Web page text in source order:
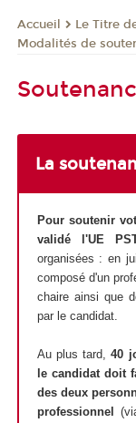
Accueil
Le Titre
Modalités de
La
Pour soutenir
validé l'UE
organisées : en
composé d'un
chaire ainsi que
par le candidat.
Au plus tard,40
le candidat doit
des deux
professionnel